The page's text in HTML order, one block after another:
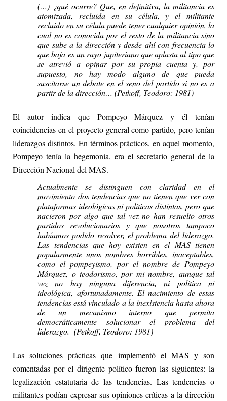
(…) ¿qué ocurre? Que, en definitiva, la militancia es
atomizada, recluida en su célula, y el militante
recluido en su célula puede tener cualquier opinión, la
cual no es conocida por el resto de la militancia sino
que sube a la dirección y desde ahí con frecuencia lo
que baja es un rayo jupiteriano que aplasta al tipo que
se atrevió a opinar por su propia cuenta y, por
supuesto, no hay modo alguno de que pueda
suscitarse un debate en el seno del partido si no es a
partir de la dirección… (Petkoff, Teodoro: 1981)
El autor indica que Pompeyo Márquez y él tenían
coincidencias en el proyecto general como partido, pero tenían
liderazgos distintos. En términos prácticos, en aquel momento,
Pompeyo tenía la hegemonía, era el secretario general de la
Dirección Nacional del MAS.
Actualmente se distinguen con claridad en el
movimiento dos tendencias que no tienen que ver con
plataformas ideológicas ni políticas distintas, pero que
nacieron por algo que tal vez no han resuelto otros
partidos revolucionarios y que nosotros tampoco
habíamos podido resolver, el problema del liderazgo.
Las tendencias que hoy existen en el MAS tienen
popularmente unos nombres horribles, inaceptables,
como el pompeyismo, por el nombre de Pompeyo
Márquez, o teodorismo, por mi nombre, aunque tal
vez no hay ninguna diferencia, ni política ni
ideológica, afortunadamente. El nacimiento de estas
tendencias está vinculado a la inexistencia hasta ahora
de un mecanismo interno que permita
democráticamente solucionar el problema del
liderazgo. (Petkoff, Teodoro: 1981)
Las soluciones prácticas que implementó el MAS y son
comentadas por el dirigente político fueron las siguientes: la
legalización estatutaria de las tendencias. Las tendencias o
militantes podían expresar sus opiniones críticas a la dirección